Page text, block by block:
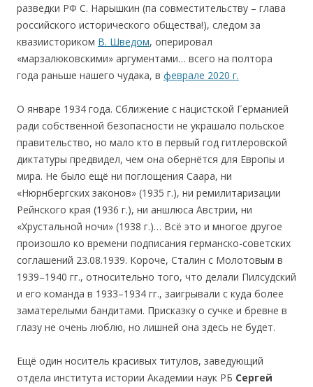
разведки РФ С. Нарышкин (па совместительству – глава
российского исторического общества!), следом за
квазиисториком В. Шведом, оперировал
«марзалюковскими» аргументами… всего на полтора
года раньше нашего чудака, в феврале 2020 г.
О январе 1934 года. Сближение с нацистской Германией
ради собственной безопасности не украшало польское
правительство, но мало кто в первый год гитлеровской
диктатуры предвидел, чем она обернётся для Европы и
мира. Не было ещё ни поглощения Саара, ни
«Нюрнбергских законов» (1935 г.), ни ремилитаризации
Рейнского края (1936 г.), ни аншлюса Австрии, ни
«Хрустальной ночи» (1938 г.)… Всё это и многое другое
произошло ко времени подписания германско-советских
соглашений 23.08.1939. Короче, Сталин с Молотовым в
1939–1940 гг., относительно того, что делали Пилсудский
и его команда в 1933–1934 гг., заигрывали с куда более
заматерелыми бандитами. Присказку о сучке и бревне в
глазу не очень люблю, но лишней она здесь не будет.
Ещё один носитель красивых титулов, заведующий
отдела института истории Академии наук РБ Сергей